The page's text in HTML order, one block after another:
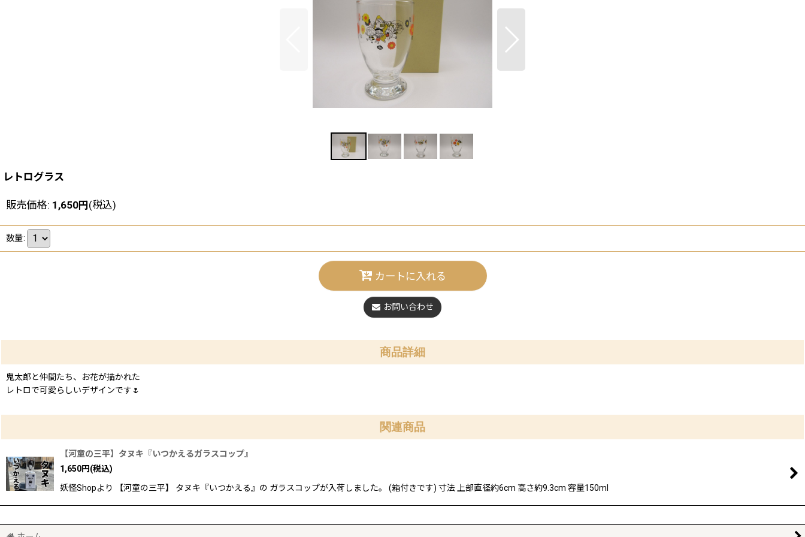
レトログラス
販売価格: 1,650円(税込)
数量:
カートに入れる
お問い合わせ
商品詳細
鬼太郎と仲間たち、お花が描かれた
レトロで可愛らしいデザインです🌷
関連商品
【河童の三平】タヌキ『いつかえるガラスコップ』
1,650円(税込)
妖怪Shopより 【河童の三平】 タヌキ『いつかえる』の ガラスコップが入荷しました。 (箱付きです) 寸法 上部直径約6cm 高さ約9.3cm 容量150ml